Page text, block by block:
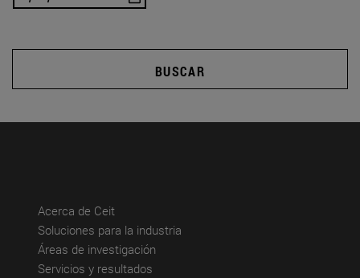
BUSCAR
Acerca de Ceit(abre en nueva ventana)
Soluciones para la industria
Áreas de investigación
Servicios y resultados